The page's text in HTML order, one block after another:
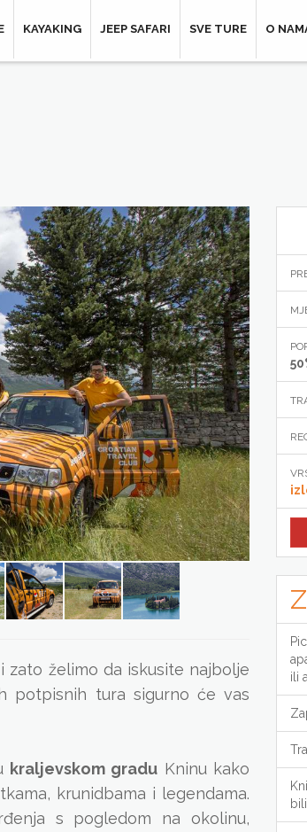
KAYAKING JEEP SAFARI SVE TURE O
i zato želimo da iskusite najbolje
potpisnih tura sigurno će vas
kraljevskom gradu Kninu kako
krunidbama i legendama.
s pogledom na okolinu,
ili